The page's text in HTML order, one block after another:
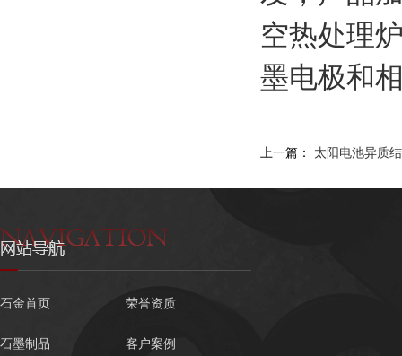
空热处理
墨电极和
上一篇： 太阳电池异质
石金首页 荣誉资质
石墨制品 客户案例